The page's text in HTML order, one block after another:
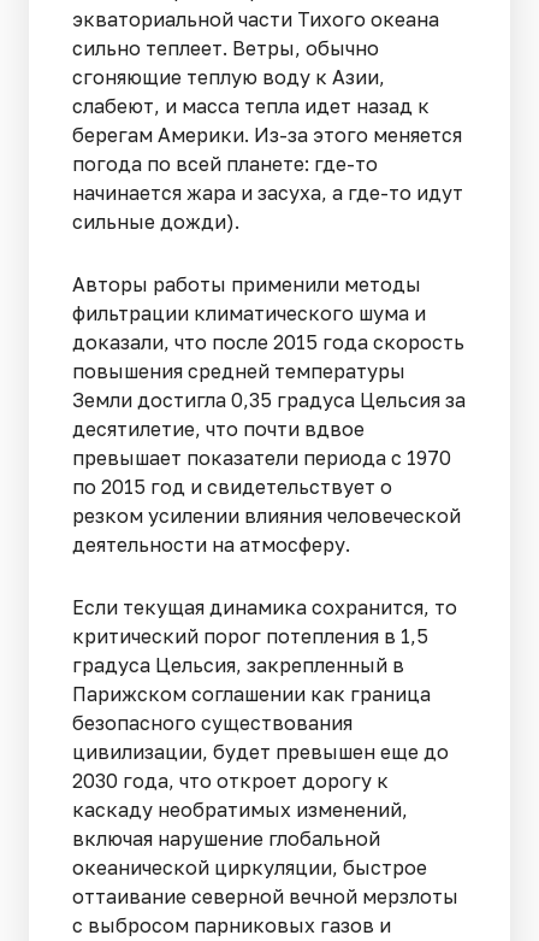
экваториальной части Тихого океана
сильно теплеет. Ветры, обычно
сгоняющие теплую воду к Азии,
слабеют, и масса тепла идет назад к
берегам Америки. Из-за этого меняется
погода по всей планете: где-то
начинается жара и засуха, а где-то идут
сильные дожди).
Авторы работы применили методы
фильтрации климатического шума и
доказали, что после 2015 года скорость
повышения средней температуры
Земли достигла 0,35 градуса Цельсия за
десятилетие, что почти вдвое
превышает показатели периода с 1970
по 2015 год и свидетельствует о
резком усилении влияния человеческой
деятельности на атмосферу.
Если текущая динамика сохранится, то
критический порог потепления в 1,5
градуса Цельсия, закрепленный в
Парижском соглашении как граница
безопасного существования
цивилизации, будет превышен еще до
2030 года, что откроет дорогу к
каскаду необратимых изменений,
включая нарушение глобальной
океанической циркуляции, быстрое
оттаивание северной вечной мерзлоты
с выбросом парниковых газов и